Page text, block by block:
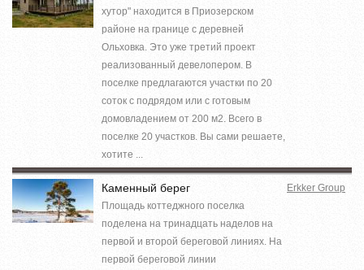
хутор" находится в Приозерском
районе на границе с деревней
Ольховка. Это уже третий проект
реализованный девелопером. В
поселке предлагаются участки по 20
соток с подрядом или с готовым
домовладением от 200 м2. Всего в
поселке 20 участков. Вы сами решаете,
хотите ...
Каменный берег
Площадь коттеджного поселка
поделена на тринадцать наделов на
первой и второй береговой линиях. На
первой береговой линии
Erkker Group